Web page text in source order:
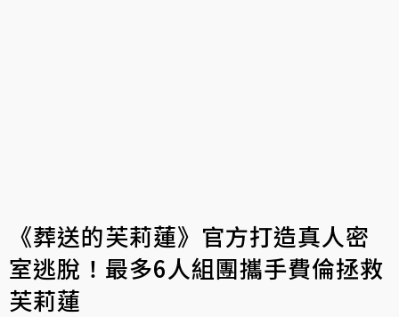
《葬送的芙莉蓮》官方打造真人密
室逃脫！最多6人組團攜手費倫拯救
芙莉蓮